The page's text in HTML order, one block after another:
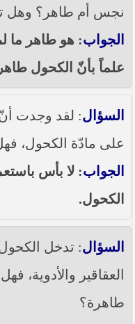
نجس أم طاهر؟ وهل
الجواب: هو طاهر ما
علماً بأنّ الكحول
السؤال: لقد وجدت
على مادّة الكحول،
الجواب: لا بأس
الكحول.
السؤال: تدخل
العقاقير والأدوية،
طاهرة؟